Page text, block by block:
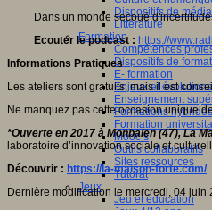
Dispositifs de
Littérature
Formation
Compétences
Dispositifs de
E- formation
Enjeux et évolutions
Enseignement
Formations hybrides
Formation
Mooc’s
Outils collaboratifs
Sites ressources
Tutorat
Jeux
Jeu et éducation
Dans un monde secoué
Ecouter le podcast : https://
Informations Pratiques
Les ateliers sont gratuits, mais il est
Ne manquez pas cette occasion unique
*Ouverte en 2017 à Monbalen (47), La
laboratoire d’innovation sociale et
Découvrir : https://la-maison-forte.com/
Dernière modification le mercredi, 04 juin